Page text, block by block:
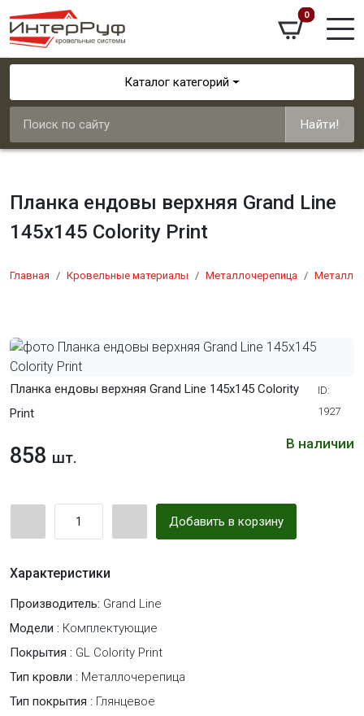
0
Каталог категорий
Найти!
Планка ендовы верхняя Grand Line
145х145 Colority Print
Главная Кровельные материалы Металлочерепица
Планка ендовы верхняя Grand Line 145х145 Colority
Print
ID:
1927
В наличии
858 шт.
Добавить в корзину
Характеристики
Производитель: Grand Line
Модели : Комплектующие
Покрытия : GL Colority Print
Тип кровли : Металлочерепица
Тип покрытия : Глянцевое